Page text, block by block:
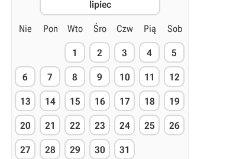
lipiec
Nie Pon Wto Śro Czw Pią Sob
1 2 3 4 5
6 7 8 9 10 11 12
13 14 15 16 17 18 19
20 21 22 23 24 25 26
27 28 29 30 31